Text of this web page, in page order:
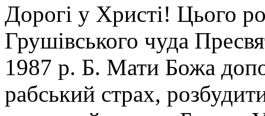
Дорогі у Христі! Цього
Грушівського чуда
1987 р. Б. Мати Божа
рабський страх,